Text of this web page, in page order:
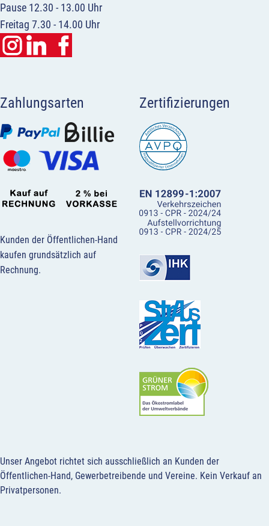
Pause 12.30 - 13.00 Uhr
Freitag 7.30 - 14.00 Uhr
Zahlungsarten
Kunden der Öffentlichen-Hand
kaufen grundsätzlich auf
Rechnung.
Zertifizierungen
Unser Angebot richtet sich ausschließlich an Kunden der
Öffentlichen-Hand, Gewerbetreibende und Vereine. Kein Verkauf an
Privatpersonen.